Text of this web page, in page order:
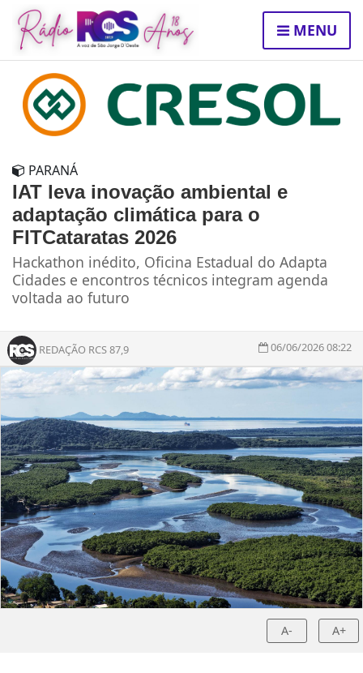
MENU
PARANÁ
IAT leva inovação ambiental e
adaptação climática para o
FITCataratas 2026
Hackathon inédito, Oficina Estadual do Adapta
Cidades e encontros técnicos integram agenda
voltada ao futuro
REDAÇÃO RCS 87,9 06/06/2026 08:22
A- A+